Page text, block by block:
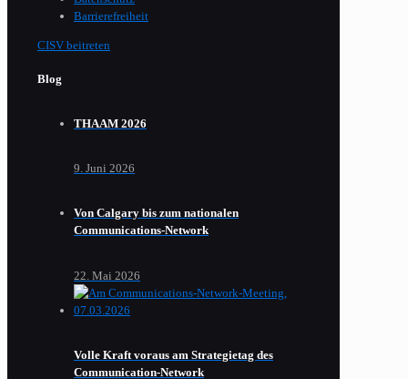
Barrierefreiheit
CISV beitreten
Blog
THAAM 2026
9. Juni 2026
Von Calgary bis zum nationalen
Communications-Network
22. Mai 2026
Volle Kraft voraus am Strategietag des
Communication-Network